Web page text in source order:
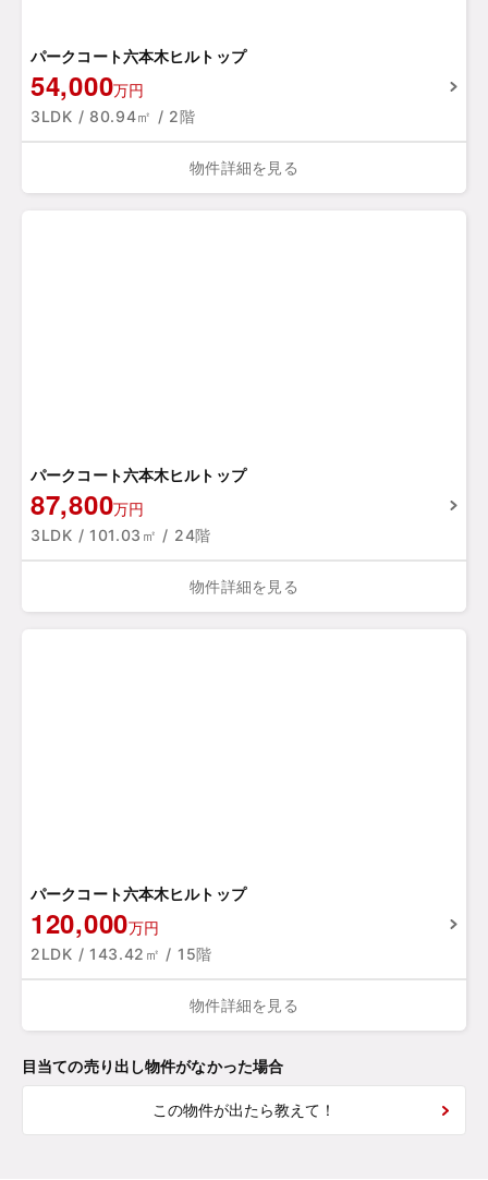
パークコート六本木ヒルトップ
54,000万円
3LDK / 80.94㎡ / 2階
物件詳細を見る
パークコート六本木ヒルトップ
87,800万円
3LDK / 101.03㎡ / 24階
物件詳細を見る
パークコート六本木ヒルトップ
120,000万円
2LDK / 143.42㎡ / 15階
物件詳細を見る
目当ての売り出し物件がなかった場合
この物件が出たら教えて！